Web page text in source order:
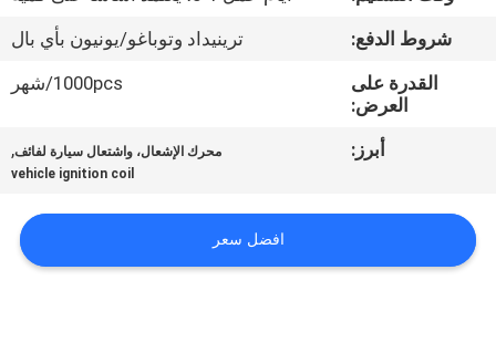
اتصل
خريطة
شروط الدفع:
ترينيداد وتوباغو/يونيون بأي بال
القدرة على
العرض:
1000pcs/شهر
أبرز: محرك الإشعال، واشتعال سيارة لفائف,
vehicle ignition coil
افضل سعر